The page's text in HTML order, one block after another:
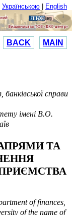
Українською English
BACK MAIN
справи
імені В.О.
ТА
of finances
of the name of